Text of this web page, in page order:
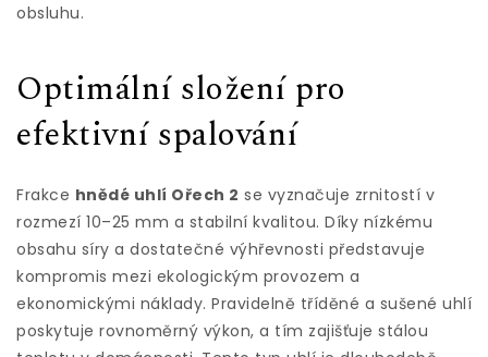
obsluhu.
Optimální složení pro
efektivní spalování
Frakce hnědé uhlí Ořech 2 se vyznačuje zrnitostí v
rozmezí 10–25 mm a stabilní kvalitou. Díky nízkému
obsahu síry a dostatečné výhřevnosti představuje
kompromis mezi ekologickým provozem a
ekonomickými náklady. Pravidelně tříděné a sušené uhlí
poskytuje rovnoměrný výkon, a tím zajišťuje stálou